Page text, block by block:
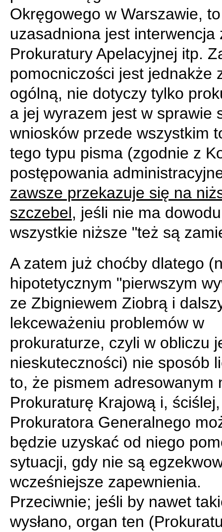
Okręgowego w Warszawie, to
uzasadniona jest interwencja
Prokuratury Apelacyjnej itp.
pomocniczości jest jednakże
ogólną, nie dotyczy tylko
a jej wyrazem jest w sprawie
wniosków przede wszystkim
tego typu pisma (zgodnie z
postępowania
zawsze przekazuje się na
szczebel, jeśli nie ma
wszystkie niższe "też są
A zatem już choćby dlatego
hipotetycznym "pierwszym
ze Zbigniewem Ziobrą i
lekceważeniu problemów w
prokuraturze, czyli w obliczu
nieskuteczności) nie sposób
to, że pismem adresowanym
Prokuraturę Krajową i,
Prokuratora Generalnego
będzie uzyskać od niego
sytuacji, gdy nie są
wcześniejsze zapewnienia.
Przeciwnie; jeśli by nawet
wysłano, organ ten